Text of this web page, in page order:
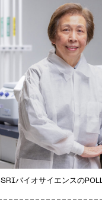
SRIバイオサイエンスの